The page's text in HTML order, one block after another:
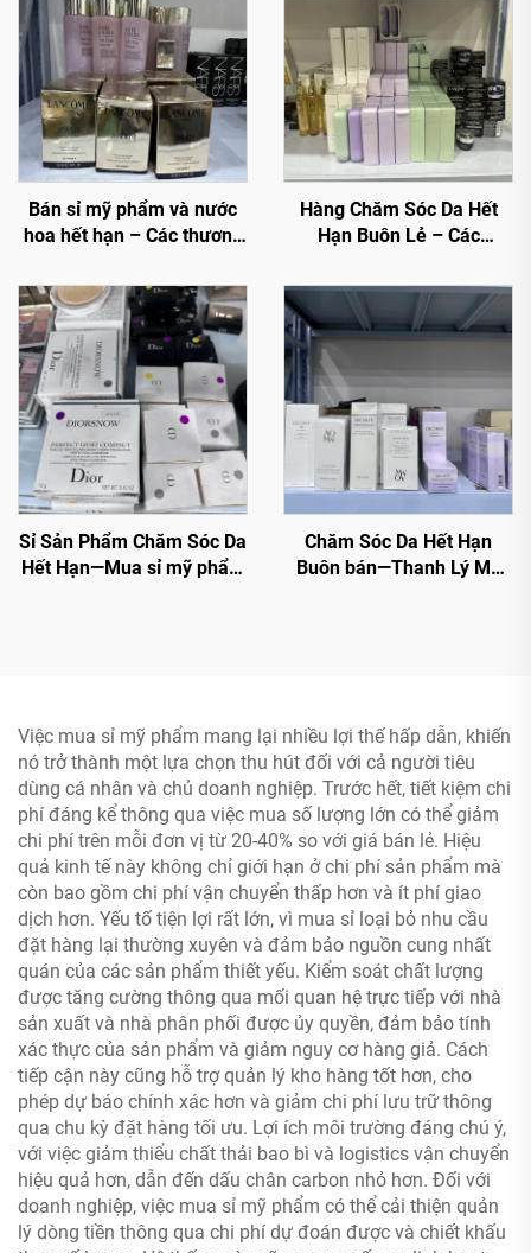
Bán sỉ mỹ phẩm và nước
hoa hết hạn – Các thương
cho thương mại điện tử,
spa và bán lẻ
Hàng Chăm Sóc Da Hết
Hạn Buôn Lẻ – Các
Giá Giảm Cho Thương Mại
Điện Tử Và Nhà Bán Lẻ
Sỉ Sản Phẩm Chăm Sóc Da
Hết Hạn—Mua sỉ mỹ phẩm
Roche Posay, Lancome,
Dior v.v.
Chăm Sóc Da Hết Hạn
Buôn bán—Thanh Lý Mỹ
Việc mua sỉ mỹ phẩm mang lại nhiều lợi thế hấp dẫn, khiến
nó trở thành một lựa chọn thu hút đối với cả người tiêu
dùng cá nhân và chủ doanh nghiệp. Trước hết, tiết kiệm chi
phí đáng kể thông qua việc mua số lượng lớn có thể giảm
chi phí trên mỗi đơn vị từ 20-40% so với giá bán lẻ. Hiệu
quả kinh tế này không chỉ giới hạn ở chi phí sản phẩm mà
còn bao gồm chi phí vận chuyển thấp hơn và ít phí giao
dịch hơn. Yếu tố tiện lợi rất lớn, vì mua sỉ loại bỏ nhu cầu
đặt hàng lại thường xuyên và đảm bảo nguồn cung nhất
quán của các sản phẩm thiết yếu. Kiểm soát chất lượng
được tăng cường thông qua mối quan hệ trực tiếp với nhà
sản xuất và nhà phân phối được ủy quyền, đảm bảo tính
xác thực của sản phẩm và giảm nguy cơ hàng giả. Cách
tiếp cận này cũng hỗ trợ quản lý kho hàng tốt hơn, cho
phép dự báo chính xác hơn và giảm chi phí lưu trữ thông
qua chu kỳ đặt hàng tối ưu. Lợi ích môi trường đáng chú ý,
với việc giảm thiểu chất thải bao bì và logistics vận chuyển
hiệu quả hơn, dẫn đến dấu chân carbon nhỏ hơn. Đối với
doanh nghiệp, việc mua sỉ mỹ phẩm có thể cải thiện quản
lý dòng tiền thông qua chi phí dự đoán được và chiết khấu